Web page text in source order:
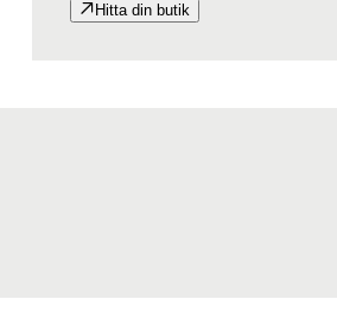
Hitta din butik